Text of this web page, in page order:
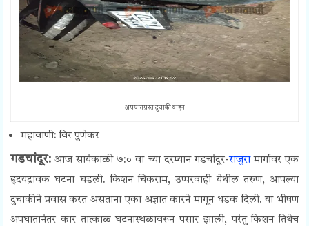
अपघातग्रस्त दुचाकी वाहन
महावाणी: विर पुणेकर
गडचांदूर: आज सायंकाळी ७:० वा च्या दरम्यान गडचांदूर-राजुरामार्गावर एक
हृदयद्रावक घटना घडली. किशन चिकराम, उप्परवाही येथील तरुण, आपल्या
दुचाकीने प्रवास करत असताना एका अज्ञात कारने मागून धडक दिली. या भीषण
अपघातानंतर कार तात्काळ घटनास्थळावरून पसार झाली, परंतु किशन तिथेच